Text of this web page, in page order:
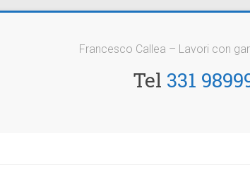
Francesco Callea – Lavori con
Tel 331